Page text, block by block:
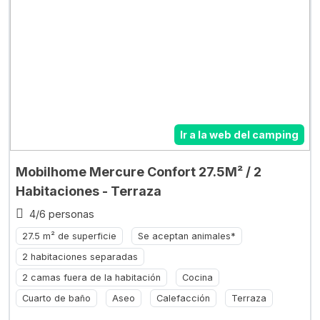
Ir a la web del camping
Mobilhome Mercure Confort 27.5M² / 2
Habitaciones - Terraza
4/6 personas
27.5 m² de superficie
Se aceptan animales*
2 habitaciones separadas
2 camas fuera de la habitación
Cocina
Cuarto de baño
Aseo Calefacción Terraza